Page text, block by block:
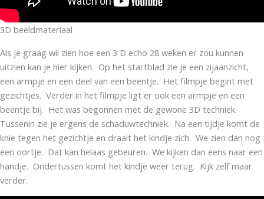
3D beeldmateriaal
Als je graag wil zien hoe een 3 D echo 28 weken er zou kunnen
uitzien kan je hier kijken. Op het startblad zie je een zijaanzicht,
een armpje en een deel van een beentje. Het filmpje begint met
gezichtjes. Verder in het filmpje ligt er ook een armpje en een
beentje bij. Het was begonnen met de gewone 3D techniek.
Tussenin zie je ergens de schaduwtechniek. Na een tijdje komt de
knie tegen het gezichtje en draait het kindje zich. We zien dan nog
een oortje. Dat kan helaas gebeuren. We kijken dan eens naar een
handje. Ondertussen komt het kindje weer terug. Kijk zelf maar
verder.